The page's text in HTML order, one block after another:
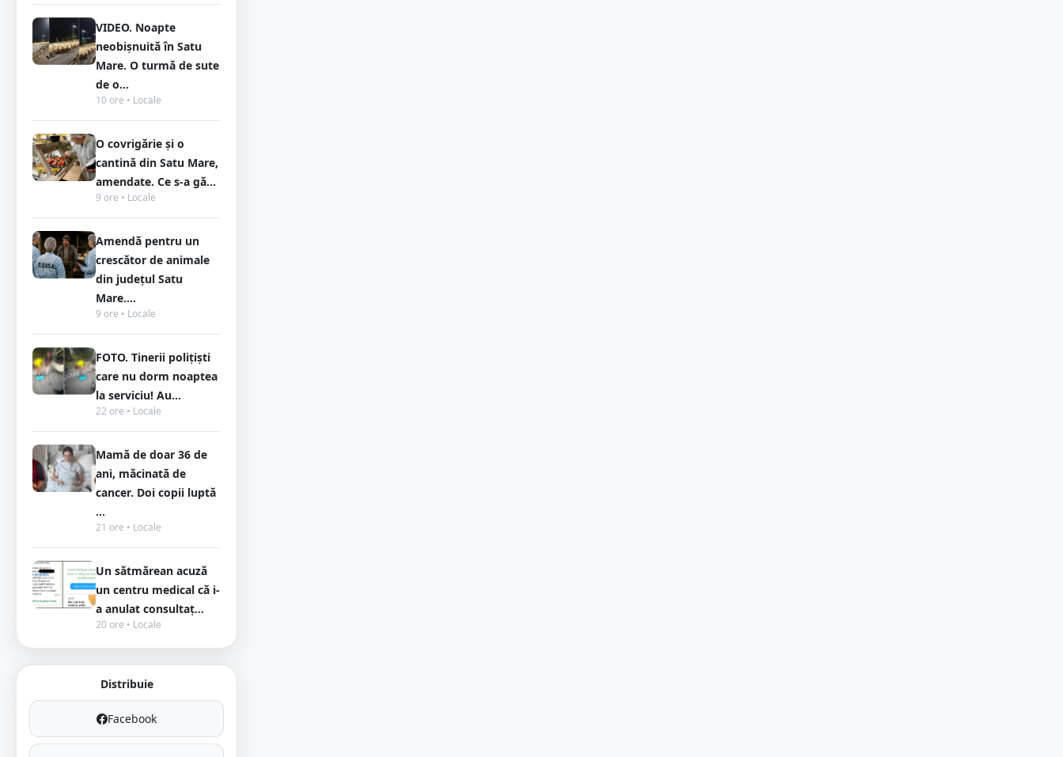
VIDEO. Noapte
neobișnuită în Satu
Mare. O turmă de sute
de o...
10 ore • Locale
O covrigărie și o
cantină din Satu Mare,
amendate. Ce s-a gă...
9 ore • Locale
Amendă pentru un
crescător de animale
din județul Satu
Mare....
9 ore • Locale
FOTO. Tinerii polițiști
care nu dorm noaptea
la serviciu! Au...
22 ore • Locale
Mamă de doar 36 de
ani, măcinată de
cancer. Doi copii luptă
...
21 ore • Locale
Un sătmărean acuză
un centru medical că i-
a anulat consultaț...
20 ore • Locale
Distribuie
Facebook